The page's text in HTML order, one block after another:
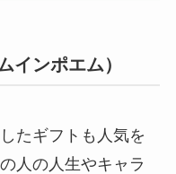
インポエム）
たギフトも人気を
人の人生やキャラ